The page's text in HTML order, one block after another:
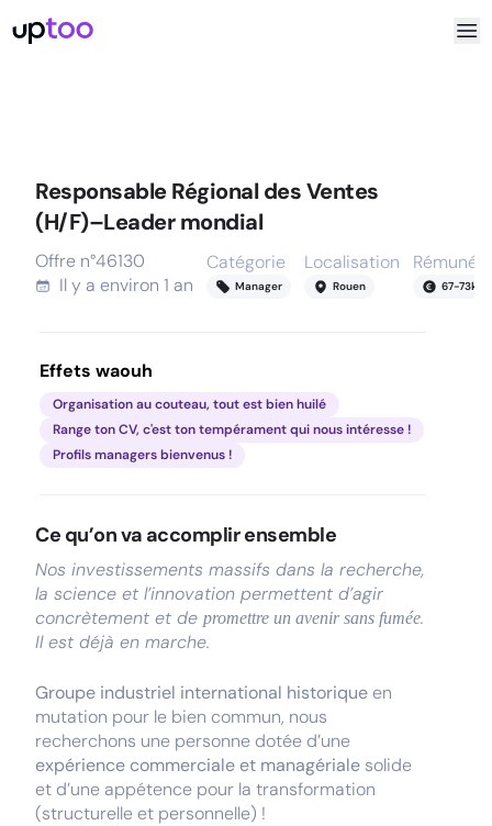
Responsable Régional des Ventes
(H/F)–Leader mondial
Offre n°46130
Il y a environ 1 an
Catégorie
Manager
Localisation
Rouen 67-73k
Effets waouh
Organisation au couteau, tout est bien huilé
Range ton CV, c'est ton tempérament qui nous intéresse !
Profils managers bienvenus !
Ce qu’on va accomplir ensemble
Nos investissements massifs dans la recherche,
la science et l’innovation permettent d’agir
concrètement et de promettre un avenir sans fumée.
Il est déjà en marche.
Groupe industriel international historique en
mutation pour le bien commun, nous
recherchons une personne dotée d’une
expérience commerciale et managériale solide
et d’une appétence pour la transformation
(structurelle et personnelle) !